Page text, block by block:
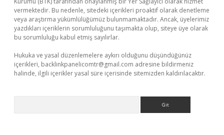
vermektedir. Bu nedenle, sitedeki içerikleri proaktif olarak denetleme
veya araştırma yükümlülüğümüz bulunmamaktadır. Ancak, üyelerimiz
yazdıkları içeriklerin sorumluluğunu taşımakta olup, siteye üye olarak
bu sorumluluğu kabul etmiş sayılırlar.
Hukuka ve yasal düzenlemelere aykırı olduğunu düşündüğünüz
içerikleri, backlinkpanelicomtr@gmail.com adresine bildirmeniz
halinde, ilgili içerikler yasal süre içerisinde sitemizden kaldırılacaktır.